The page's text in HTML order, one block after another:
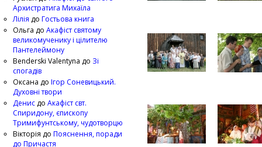
Архистратига Михаїла
Лілія до Гостьова книга
Ольга до Акафіст святому
великомученику і цілителю
Пантелеймону
Benderski Valentyna до Зі
спогадів
Оксана до Ігор Соневицький.
Духовні твори
Денис до Акафіст свт.
Спиридону, єпископу
Тримифунтському, чудотворцю
Вікторія до Пояснення, поради
до Причастя